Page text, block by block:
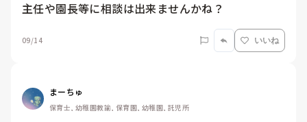
主任や園長等に相談は出来ませんかね？
09/14 いいね
まーちゅ
保育士, 幼稚園教諭, 保育園, 幼稚園, 託児所